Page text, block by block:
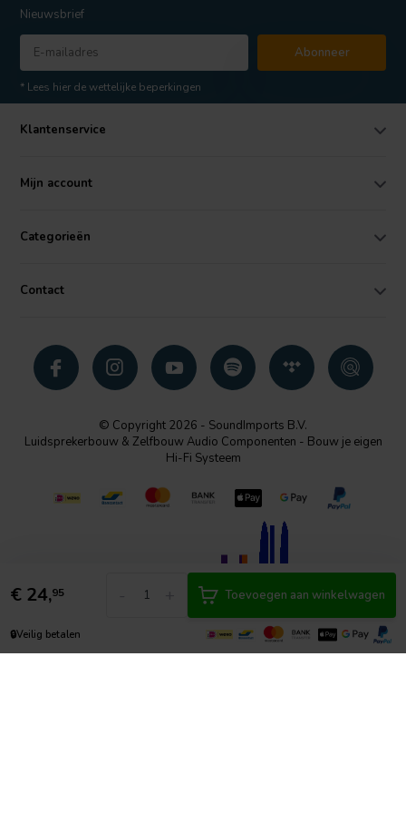
€ 24,95 Toevoegen aan winkelwagen
🔒Veilig betalen
Nieuwsbrief
Abonneer
* Lees hier de wettelijke beperkingen
Klantenservice
Mijn account
Categorieën
Contact
© Copyright 2026 - SoundImports B.V.
Luidsprekerbouw & Zelfbouw Audio Componenten - Bouw je eigen
Hi-Fi Systeem